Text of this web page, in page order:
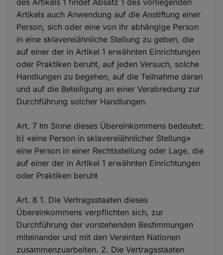
Artikels auch Anwendung auf die Anstiftung einer
Person, sich oder eine von ihr abhängige Person
in eine sklavereiähnliche Stellung zu geben, die
auf einer der in Artikel 1 erwähnten Einrichtungen
oder Praktiken beruht, auf jeden Versuch, solche
Handlungen zu begehen, auf die Teilnahme daran
und auf die Beteiligung an einer Verabredung zur
Durchführung solcher Handlungen.
Art. 7 Im Sinne dieses Übereinkommens bedeutet:
b) «eine Person in sklavereiähnlicher Stellung»
eine Person in einer Rechtsstellung oder Lage, die
auf einer der in Artikel 1 erwähnten Einrichtungen
oder Praktiken beruht
Art. 8 1. Die Vertragsstaaten dieses
Übereinkommens verpflichten sich, zur
Durchführung der vorstehenden Bestimmungen
miteinander und mit den Vereinten Nationen
zusammenzuarbeiten. 2. Die Vertragsstaaten